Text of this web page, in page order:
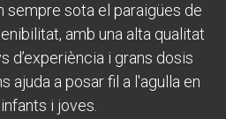
sempre sota el paraigües de
amb una alta qualitat
d’experiència i grans dosis
ajuda a posar fil a l'agulla en
i joves.